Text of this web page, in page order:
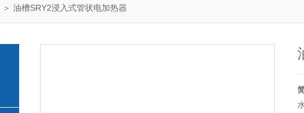
＞ 油槽SRY2浸入式管状电加热器